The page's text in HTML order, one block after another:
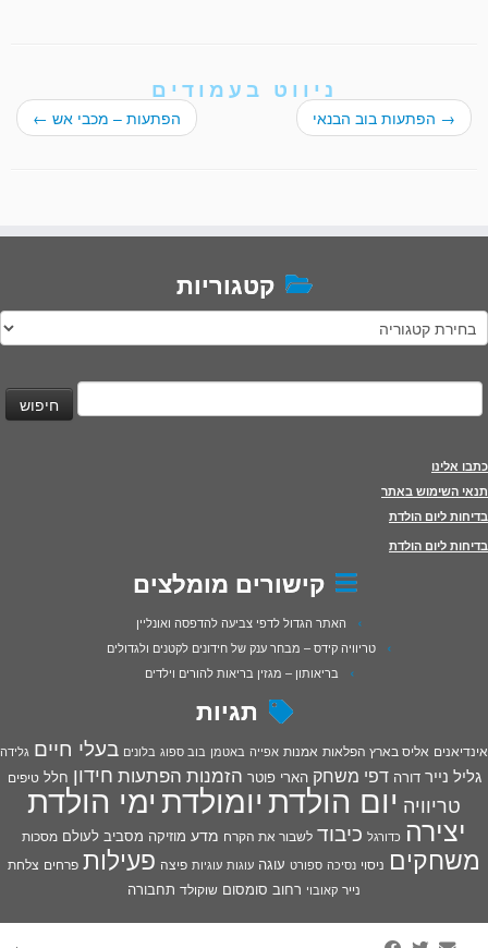
ניווט בעמודים
→ הפתעות בוב הבנאי הפתעות – מכבי אש ←
קטגוריות
קטגוריות
חיפוש:
כתבו אלינו
תנאי השימוש באתר
בדיחות ליום הולדת
בדיחות ליום הולדת
קישורים מומלצים
האתר הגדול לדפי צביעה להדפסה ואונליין
טריוויה קידס – מבחר ענק של חידונים לקטנים ולגדולים
בריאותון – מגזין בריאות להורים וילדים
תגיות
אינדיאנים אליס בארץ הפלאות אמנות אפייה באטמן בוב ספוג בלונים בעלי חיים גלידה
גליל נייר דורה דפי משחק הארי פוטר הזמנות הפתעות חידון חלל טיפים
טריוויה יום הולדתיומולדתימי הולדת
יצירה כדורגל כיבוד לשבור את הקרח מדע מוזיקה מסביב לעולם מסכות
משחקים ניסוי נסיכה ספורט עוגה עוגות עוגיות פיצה פעילות פרחים צלחת
נייר קאובוי רחוב סומסום שוקולד תחבורה